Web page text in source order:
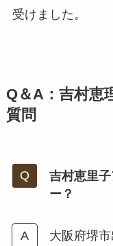
受けました。
Q＆A：吉村恵
質問
吉村恵里
ー？
大阪府堺